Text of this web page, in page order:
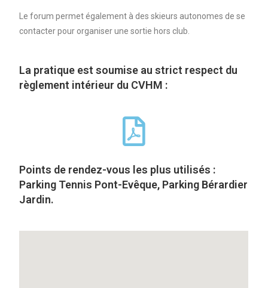
Le forum permet également à des skieurs autonomes de se
contacter pour organiser une sortie hors club.
La pratique est soumise au strict respect du
règlement intérieur du CVHM :
Points de rendez-vous les plus utilisés :
Parking Tennis Pont-Evêque, Parking Bérardier
Jardin.